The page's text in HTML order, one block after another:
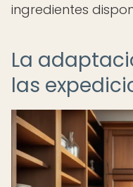
ingredientes
La
las